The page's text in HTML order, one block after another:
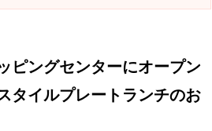
ピングセンターにオープン
タイルプレートランチのお